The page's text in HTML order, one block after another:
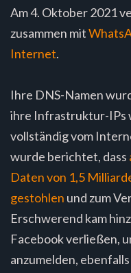
Am 4. Oktober 2021
zusammen mit
Internet.
Ihre DNS-Namen
ihre Infrastruktur-IPs
vollständig vom
wurde berichtet, dass
Daten von 1,5
gestohlen und zum
Erschwerend kam
Facebook verließen,
anzumelden,